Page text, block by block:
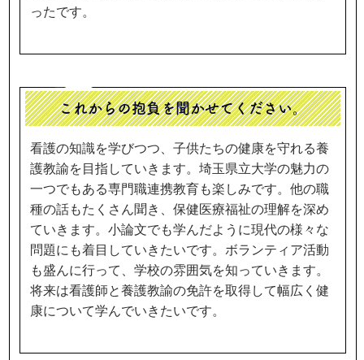
ったです。
これからの抱負を聞かせてください。
看護の知識を学びつつ、子供たちの健康を守れる養
護教諭を目指していきます。埼玉県立大学の魅力の
一つでもある専門職連携教育も楽しみです。他の職
種の話もたくさん聞き、保健医療福祉の理解を深め
ていきます。小論文でも学んだように現代の様々な
問題にも着目していきたいです。ボランティア活動
も盛んに行って、学校の雰囲気を知っていきます。
将来は看護師と養護教諭の免許を取得して幅広く健
康について学んでいきたいです。